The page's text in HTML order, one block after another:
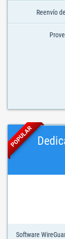
Reenvío
POPULAR
Software